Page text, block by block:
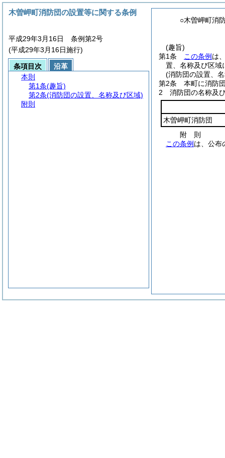
○木曽岬町消
(趣旨)
第1条
この条例 は
置、名称及び区域
(消防団の設置、
第2条
本町に消防
2
消防団の名称及
木曽岬町消防団
附 則
この条例 は、公布
木曽岬町消防団の設置等に関する条例
平成29年3月16日 条例第2号
(平成29年3月16日施行)
条項目次
沿革
本則
第1条(趣旨)
第2条(消防団の設置、名称及び区域)
附則